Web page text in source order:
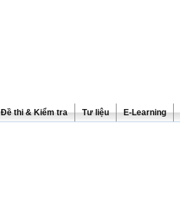
Đề thi & Kiểm tra Tư liệu E-Learning